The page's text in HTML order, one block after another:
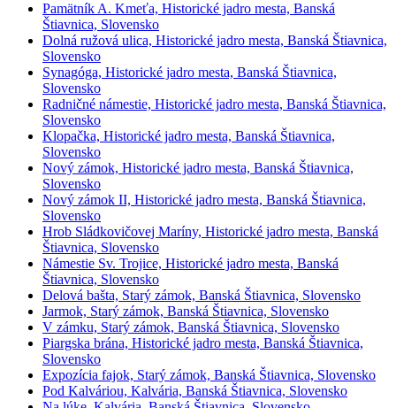
Pamätník A. Kmeťa, Historické jadro mesta, Banská
Štiavnica, Slovensko
Dolná ružová ulica, Historické jadro mesta, Banská Štiavnica,
Slovensko
Synagóga, Historické jadro mesta, Banská Štiavnica,
Slovensko
Radničné námestie, Historické jadro mesta, Banská Štiavnica,
Slovensko
Klopačka, Historické jadro mesta, Banská Štiavnica,
Slovensko
Nový zámok, Historické jadro mesta, Banská Štiavnica,
Slovensko
Nový zámok II, Historické jadro mesta, Banská Štiavnica,
Slovensko
Hrob Sládkovičovej Maríny, Historické jadro mesta, Banská
Štiavnica, Slovensko
Námestie Sv. Trojice, Historické jadro mesta, Banská
Štiavnica, Slovensko
Delová bašta, Starý zámok, Banská Štiavnica, Slovensko
Jarmok, Starý zámok, Banská Štiavnica, Slovensko
V zámku, Starý zámok, Banská Štiavnica, Slovensko
Piargska brána, Historické jadro mesta, Banská Štiavnica,
Slovensko
Expozícia fajok, Starý zámok, Banská Štiavnica, Slovensko
Pod Kalváriou, Kalvária, Banská Štiavnica, Slovensko